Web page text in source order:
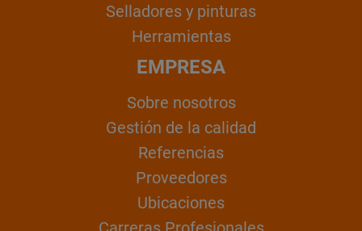
Selladores y pinturas
Herramientas
EMPRESA
Sobre nosotros
Gestión de la calidad
Referencias
Proveedores
Ubicaciones